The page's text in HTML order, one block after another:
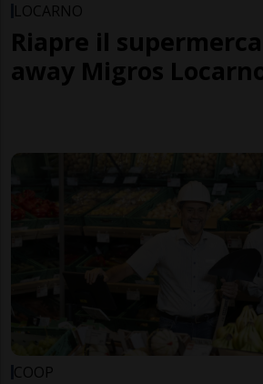
LOCARNO
Riapre il
away Migros
COOP